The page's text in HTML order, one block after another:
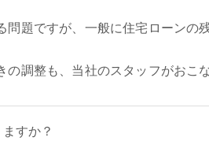
問題ですが、一般に住宅ローン
の調整も、当社のスタッフがおこ
すか？